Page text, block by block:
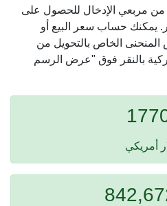
من مربعي الإدخال للحصول على
يمكنك حساب سعر البيع أو
الخاص بالتحويل من
بالنقر فوق "عرض الرسم
أمريكي